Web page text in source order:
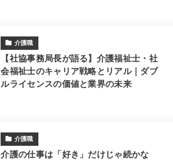
介護職
【社協事務局長が語る】介護福祉士・社
会福祉士のキャリア戦略とリアル｜ダブ
ルライセンスの価値と業界の未来
介護職
介護の仕事は「好き」だけじゃ続かな